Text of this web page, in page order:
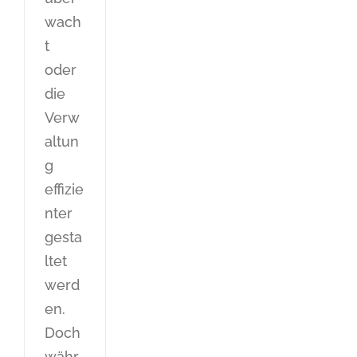
wach
t
oder
die
Verw
altun
g
effizie
nter
gesta
ltet
werd
en.
Doch